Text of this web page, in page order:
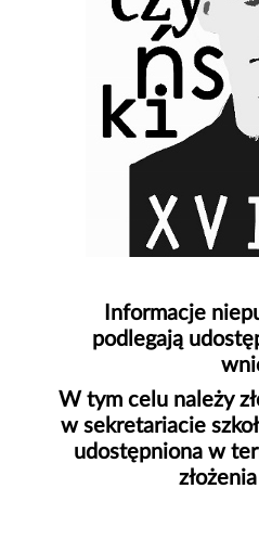
Informacje
podlegają
W tym celu należy
w sekretariacie
udostępniona w